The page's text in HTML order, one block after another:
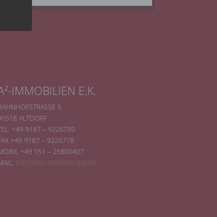
IMMOBILIEN E.K.
5
ALTDORF
+49 9187 – 9226780
+49 9187 – 9226778
+49 151 – 25800407
INFO@A2-IMMOBILIEN.DE
zu